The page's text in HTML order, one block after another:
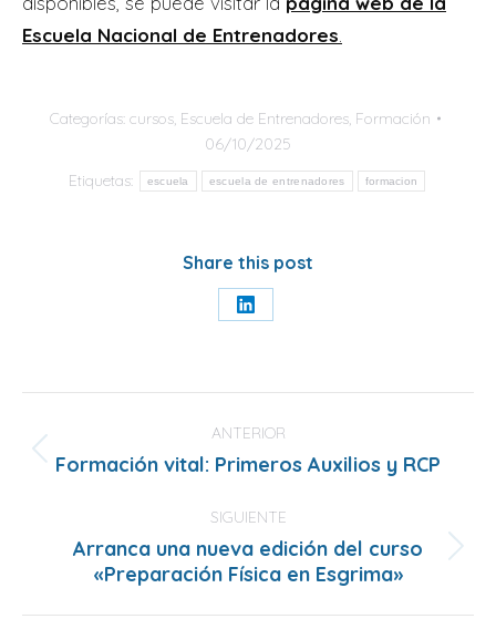
Escuela Nacional de Entrenadores
Categorías: cursos, Escuela de Entrenadores, Formación
06/10/2025
Etiquetas:
escuela escuela de entrenadores formacion
Share this post
Share
entre
publicaciones
ANTERIOR
Publicación
Formación vital: Primeros Auxilios y RCP
SIGUIENTE
Publicación
Arranca una nueva edición del curso
«Preparación Física en Esgrima»